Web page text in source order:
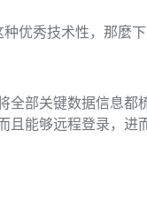
优秀技术性，那麼
部关键数据信息
能够远程登录，